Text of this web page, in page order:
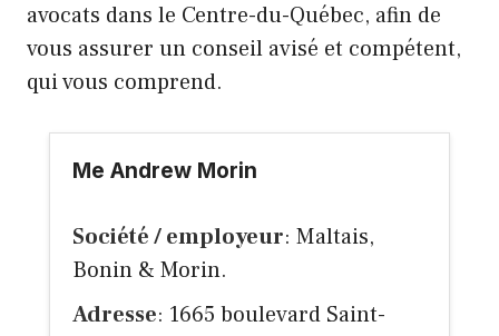
avocats dans le Centre-du-Québec, afin de
vous assurer un conseil avisé et compétent,
qui vous comprend.
Me Andrew Morin
Société / employeur: Maltais,
Bonin & Morin.
Adresse: 1665 boulevard Saint-